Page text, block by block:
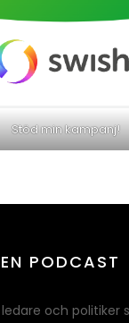
Stöd min kampanj!
PODCAST
och politiker